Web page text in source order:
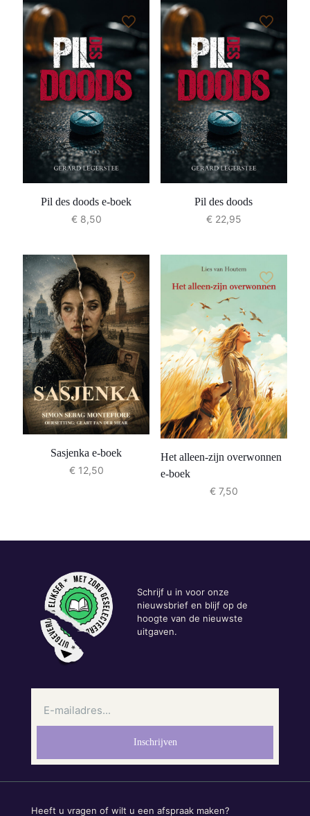
Pil des doods e-boek
€8,50
Pil des doods
€22,95
Sasjenka e-boek
€12,50
Het alleen-zijn overwonnen
e-boek
€7,50
Schrijf u in voor onze
nieuwsbrief en blijf op de
hoogte van de nieuwste
uitgaven.
Heeft u vragen of wilt u een afspraak maken?